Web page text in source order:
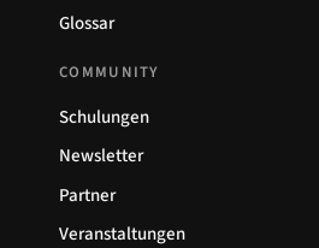
Glossar
COMMUNITY
Schulungen
Newsletter
Partner
Veranstaltungen